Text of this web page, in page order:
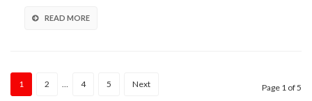
READ MORE
1 2 4 5 Next Page 1 of 5